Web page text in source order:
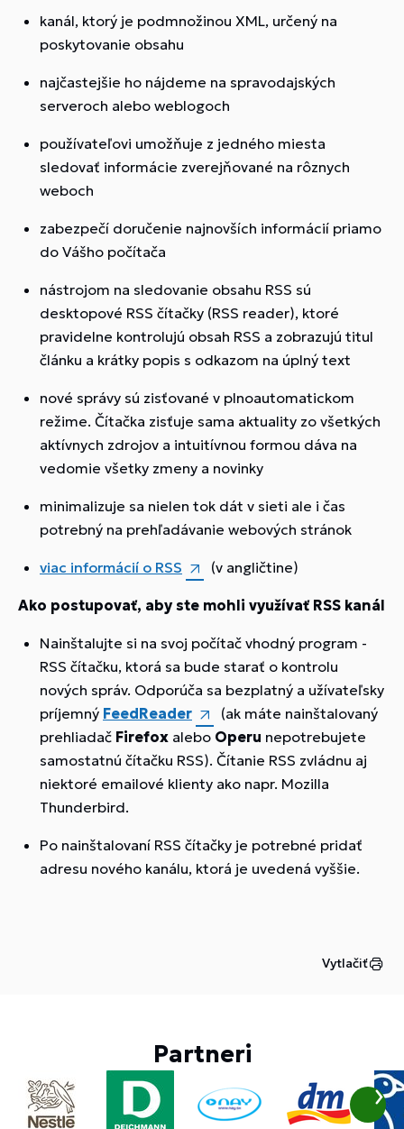
kanál, ktorý je podmnožinou XML, určený na
poskytovanie obsahu
najčastejšie ho nájdeme na spravodajských
serveroch alebo weblogoch
používateľovi umožňuje z jedného miesta
sledovať informácie zverejňované na rôznych
weboch
zabezpečí doručenie najnovších informácií priamo
do Vášho počítača
nástrojom na sledovanie obsahu RSS sú
desktopové RSS čítačky (RSS reader), ktoré
pravidelne kontrolujú obsah RSS a zobrazujú titul
článku a krátky popis s odkazom na úplný text
nové správy sú zisťované v plnoautomatickom
režime. Čítačka zisťuje sama aktuality zo všetkých
aktívnych zdrojov a intuitívnou formou dáva na
vedomie všetky zmeny a novinky
minimalizuje sa nielen tok dát v sieti ale i čas
potrebný na prehľadávanie webových stránok
viac informácií o RSS (v angličtine)
Ako postupovať, aby ste mohli využívať RSS kanál
Nainštalujte si na svoj počítač vhodný program -
RSS čítačku, ktorá sa bude starať o kontrolu
nových správ. Odporúča sa bezplatný a užívateľsky
príjemný FeedReader
(ak máte nainštalovaný
prehliadač Firefox alebo Operu nepotrebujete
samostatnú čítačku RSS). Čítanie RSS zvládnu aj
niektoré emailové klienty ako napr. Mozilla
Thunderbird.
Po nainštalovaní RSS čítačky je potrebné pridať
adresu nového kanálu, ktorá je uvedená vyššie.
Vytlačiť
Partneri